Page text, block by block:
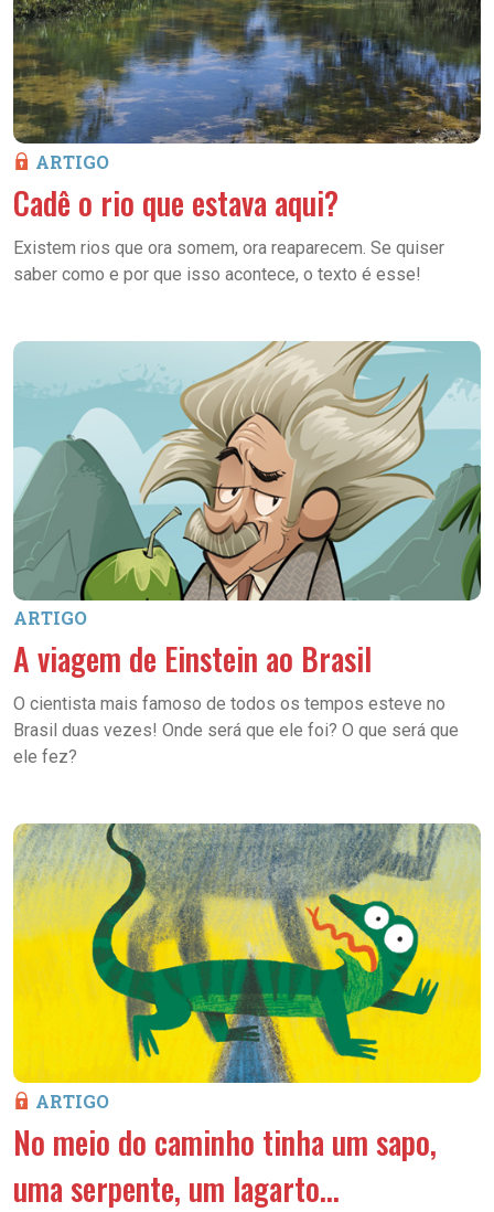
ARTIGO
Cadê o rio que estava aqui?
Existem rios que ora somem, ora reaparecem. Se quiser
saber como e por que isso acontece, o texto é esse!
ARTIGO
A viagem de Einstein ao Brasil
O cientista mais famoso de todos os tempos esteve no
Brasil duas vezes! Onde será que ele foi? O que será que
ele fez?
ARTIGO
No meio do caminho tinha um sapo,
uma serpente, um lagarto…